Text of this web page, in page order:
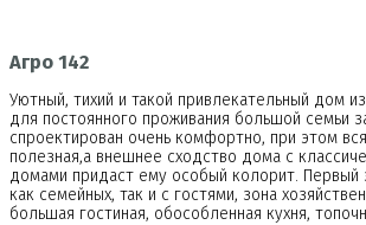
Агро 142
Уютный, тихий и такой привлекательный дом
для постоянного проживания большой семьи
спроектирован очень комфортно, при этом
полезная,а внешнее сходство дома с
домами придаст ему особый колорит. Первый
как семейных, так и с гостями, зона
большая гостиная, обособленная кухня,